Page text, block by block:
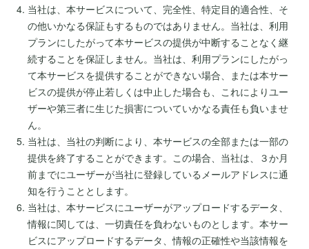
当社は、本サービスについて、完全性、特定目的適合性、そ
の他いかなる保証もするものではありません。当社は、利用
プランにしたがって本サービスの提供が中断することなく継
続することを保証しません。当社は、利用プランにしたがっ
て本サービスを提供することができない場合、または本サー
ビスの提供が停止若しくは中止した場合も、これによりユー
ザーや第三者に生じた損害についていかなる責任も負いませ
ん。
当社は、当社の判断により、本サービスの全部または一部の
提供を終了することができます。この場合、当社は、３か月
前までにユーザーが当社に登録しているメールアドレスに通
知を行うこととします。
当社は、本サービスにユーザーがアップロードするデータ、
情報に関しては、一切責任を負わないものとします。本サー
ビスにアップロードするデータ、情報の正確性や当該情報を